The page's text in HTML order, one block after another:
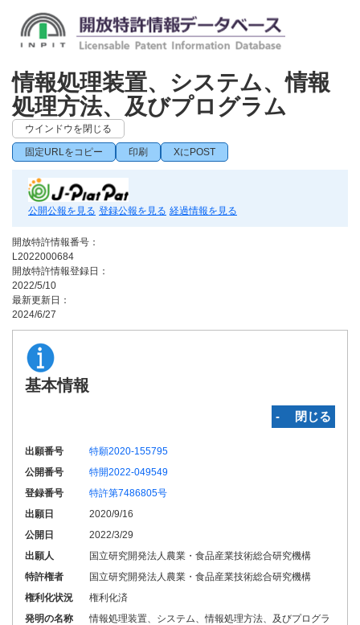
情報処理装置、システム、情報
処理方法、及びプログラム
ウインドウを閉じる
固定URLをコピー 印刷 XにPOST
公開公報を見る 登録公報を見る 経過情報を見る
開放特許情報番号：
L2022000684
開放特許情報登録日：
2022/5/10
最新更新日：
2024/6/27
基本情報
‐ 閉じる
出願番号
特願2020-155795
公開番号
特開2022-049549
登録番号
特許第7486805号
出願日
2020/9/16
公開日
2022/3/29
出願人
国立研究開発法人農業・食品産業技術総合研究機構
特許権者
国立研究開発法人農業・食品産業技術総合研究機構
権利化状況
権利化済
発明の名称
情報処理装置、システム、情報処理方法、及びプログラ